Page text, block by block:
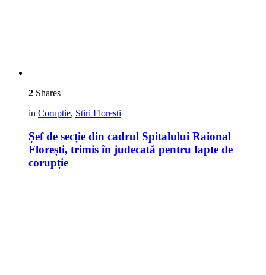
2 Shares
in Coruptie, Stiri Floresti
Șef de secție din cadrul Spitalului Raional
Florești, trimis în judecată pentru fapte de
corupție